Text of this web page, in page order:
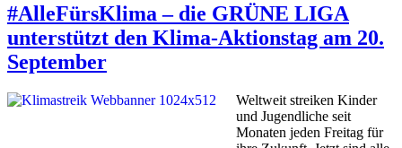
#AlleFürsKlima – die GRÜNE LIGA
unterstützt den Klima-Aktionstag am 20.
September
Weltweit streiken Kinder
und Jugendliche seit
Monaten jeden Freitag für